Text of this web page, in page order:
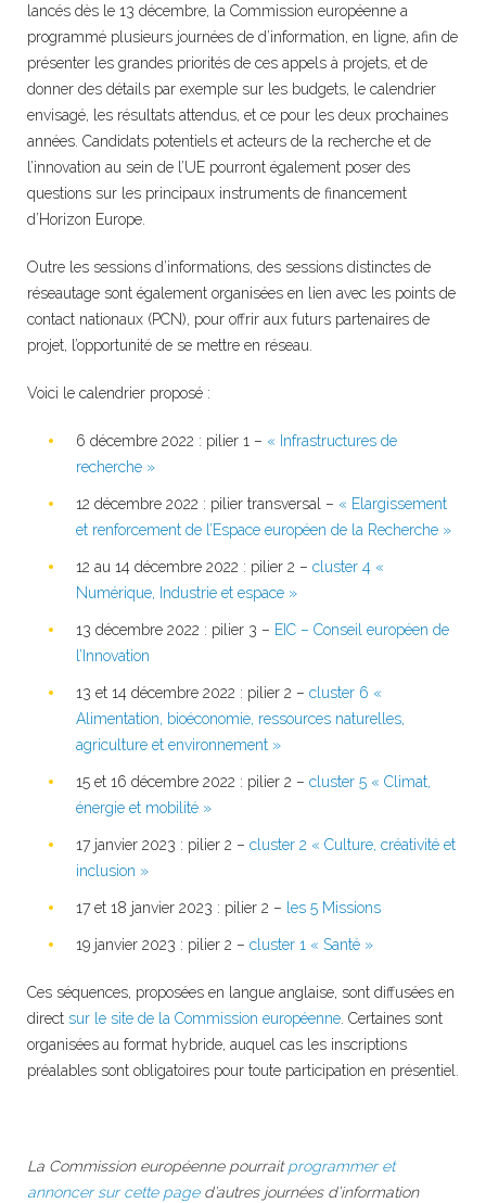
lancés dès le 13 décembre, la Commission européenne a
programmé plusieurs journées de d’information, en ligne, afin de
présenter les grandes priorités de ces appels à projets, et de
donner des détails par exemple sur les budgets, le calendrier
envisagé, les résultats attendus, et ce pour les deux prochaines
années. Candidats potentiels et acteurs de la recherche et de
l’innovation au sein de l’UE pourront également poser des
questions sur les principaux instruments de financement
d’Horizon Europe.
Outre les sessions d’informations, des sessions distinctes de
réseautage sont également organisées en lien avec les points de
contact nationaux (PCN), pour offrir aux futurs partenaires de
projet, l’opportunité de se mettre en réseau.
Voici le calendrier proposé :
6 décembre 2022 : pilier 1 – « Infrastructures de
recherche »
12 décembre 2022 : pilier transversal – « Elargissement
et renforcement de l’Espace européen de la Recherche »
12 au 14 décembre 2022 : pilier 2 – cluster 4 «
Numérique, Industrie et espace »
13 décembre 2022 : pilier 3 – EIC – Conseil européen de
l’Innovation
13 et 14 décembre 2022 : pilier 2 – cluster 6 «
Alimentation, bioéconomie, ressources naturelles,
agriculture et environnement »
15 et 16 décembre 2022 : pilier 2 – cluster 5 « Climat,
énergie et mobilité »
17 janvier 2023 : pilier 2 – cluster 2 « Culture, créativité et
inclusion »
17 et 18 janvier 2023 : pilier 2 – les 5 Missions
19 janvier 2023 : pilier 2 – cluster 1 « Santé »
Ces séquences, proposées en langue anglaise, sont diffusées en
direct sur le site de la Commission européenne . Certaines sont
organisées au format hybride, auquel cas les inscriptions
préalables sont obligatoires pour toute participation en présentiel.
La Commission européenne pourraitprogrammer et
annoncer sur cette paged’autres journées d’information